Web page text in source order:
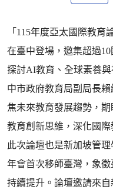
「115年度亞太國際教育
在臺中登場，邀集超過
探討AI教育、全球素養
中市政府教育局副局長
焦未來教育發展趨勢，
教育創新思維，深化國
此次論壇也是新加坡管
年會首次移師臺灣，象
持續提升。論壇邀請來